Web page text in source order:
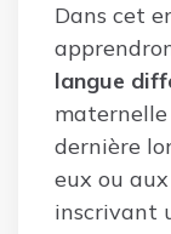
Dans cet
langue
dernière
eux ou
inscrivant